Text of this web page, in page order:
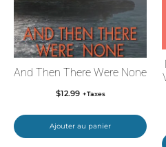
And Then There Were None
$12.99 +Taxes
Ajouter au panier